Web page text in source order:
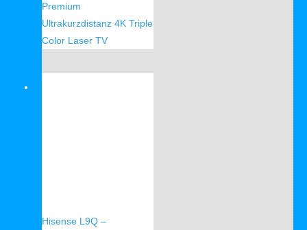
Premium
Ultrakurzdistanz 4K Triple
Color Laser TV
Hisense L9Q –